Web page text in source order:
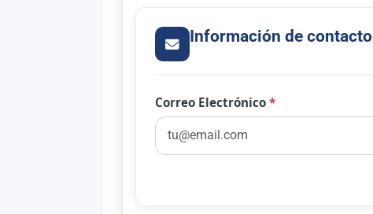
Información de contacto
Correo Electrónico*